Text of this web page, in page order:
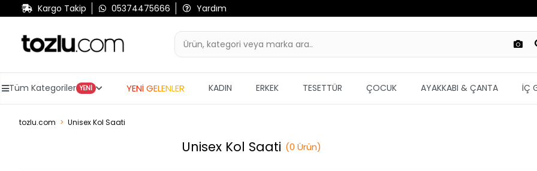
Kargo Takip 05374475666 Yardım
Tüm Kategoriler YENİ YENİ GELENLER KADIN ERKEK TESETTÜR ÇOCUK AYAKKABI & ÇANTA İÇ
tozlu.com Unisex Kol Saati
Unisex Kol Saati (0 Ürün)